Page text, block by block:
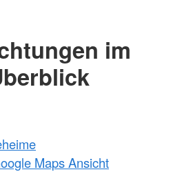
im
Maps Ansicht